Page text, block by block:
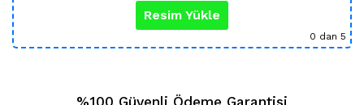
Resim Yükle
0 dan 5